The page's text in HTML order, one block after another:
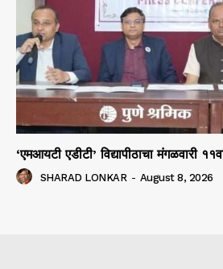
‘एमआयटी एडीटी’ विद्यापीठाचा मंगळवारी
SHARAD LONKAR - August 8, 2026